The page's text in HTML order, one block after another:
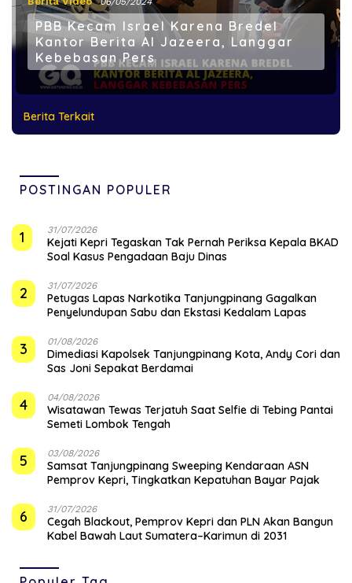
PBB Kecam Israel Karena Bredel
Kantor Berita Al Jazeera, Langgar
Kebebasan Pers
Berita Terkait
POSTINGAN POPULER
1 31/07/2026
Kejati Kepri Tegaskan Tak Pernah Periksa Kepala BKAD
Soal Kasus Pengadaan Baju Dinas
2 31/07/2026
Petugas Lapas Narkotika Tanjungpinang Gagalkan
Penyelundupan Sabu dan Ekstasi Kedalam Lapas
3 01/08/2026
Dimediasi Kapolsek Tanjungpinang Kota, Andy Cori dan
Sas Joni Sepakat Berdamai
4 04/08/2026
Wisatawan Tewas Terjatuh Saat Selfie di Tebing Pantai
Semeti Lombok Tengah
5 03/08/2026
Samsat Tanjungpinang Sweeping Kendaraan ASN
Pemprov Kepri, Tingkatkan Kepatuhan Bayar Pajak
6 31/07/2026
Cegah Blackout, Pemprov Kepri dan PLN Akan Bangun
Kabel Bawah Laut Sumatera–Karimun di 2031